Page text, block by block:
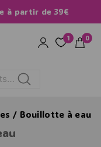
à partir de 39€
1 0
Recherche
/ Bouillotte à eau